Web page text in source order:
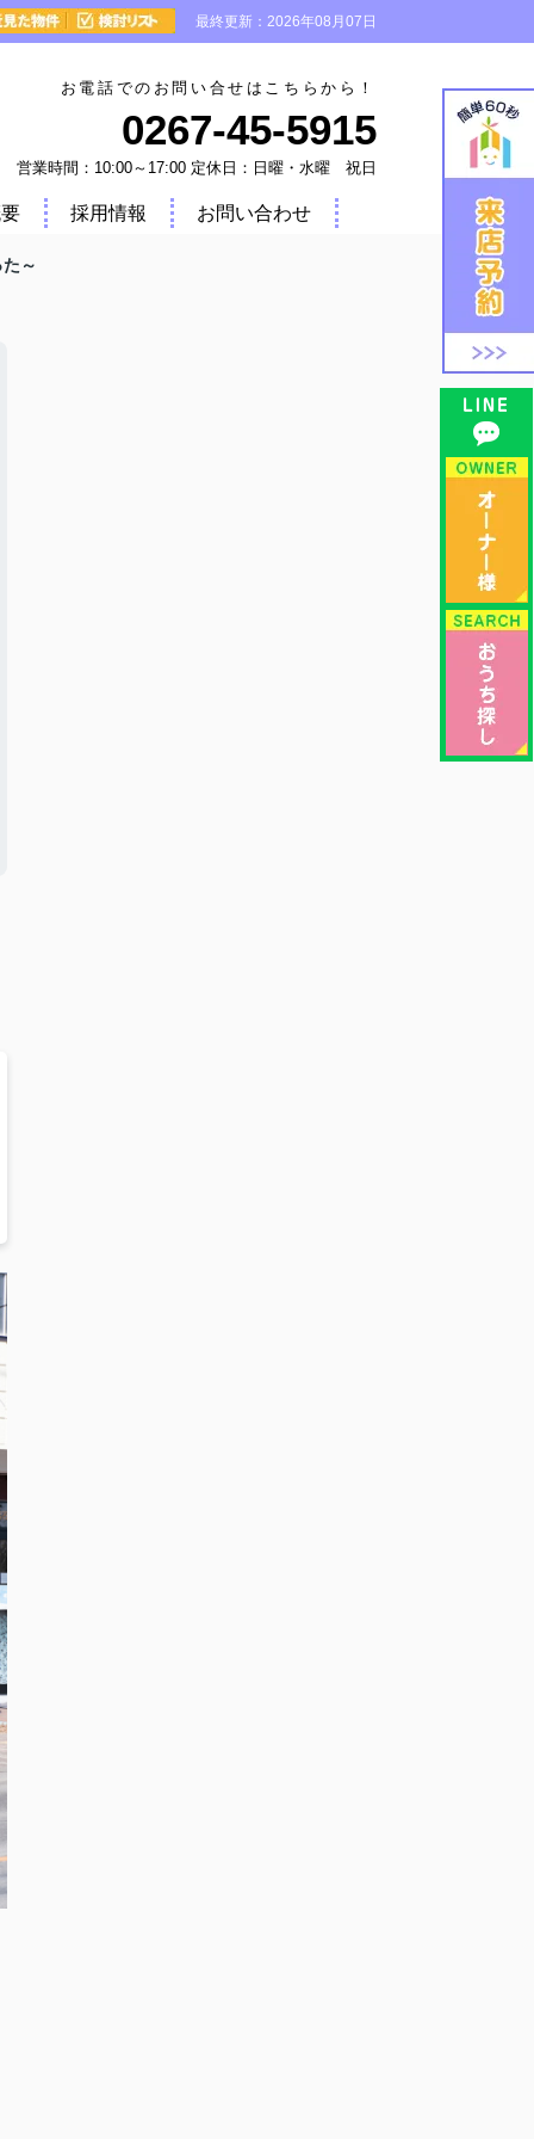
最終更新：2026年08月07日
お電話でのお問い合せはこちらから！
0267-45-5915
営業時間：10:00～17:00 定休日：日曜・水曜 祝日
採用情報 お問い合わせ
～